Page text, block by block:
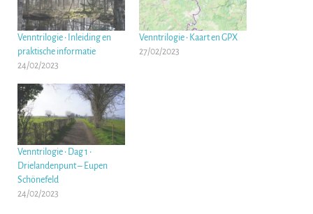
Venntrilogie • Inleiding en
praktische informatie
24/02/2023
Venntrilogie • Kaart en GPX
27/02/2023
Venntrilogie • Dag 1 •
Drielandenpunt – Eupen
Schönefeld
24/02/2023